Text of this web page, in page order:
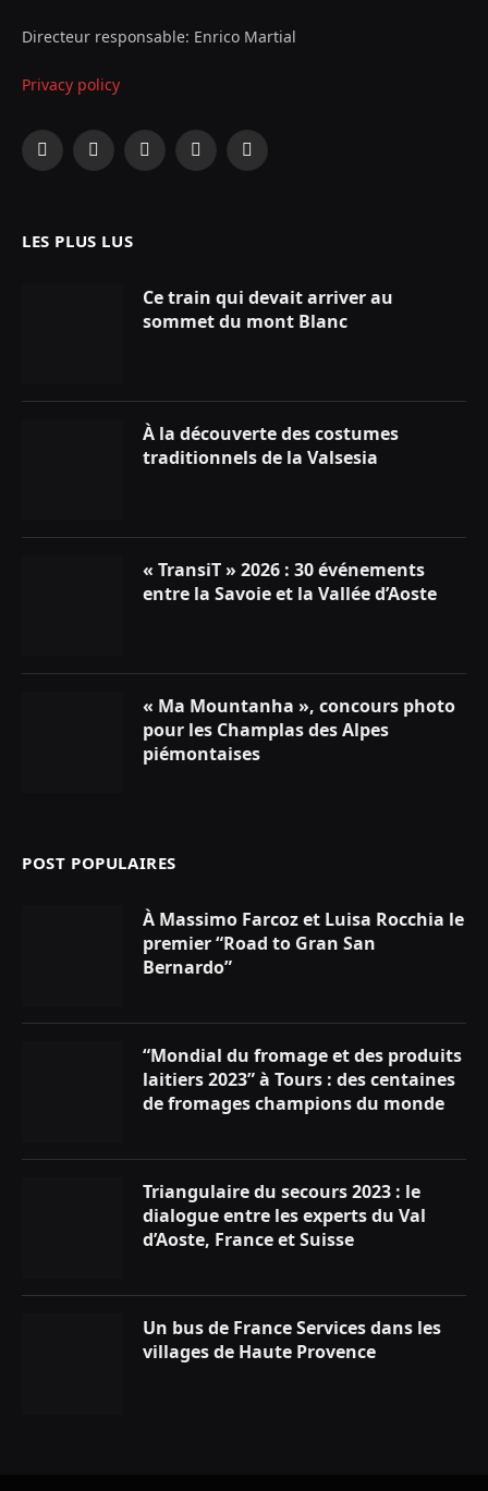
Directeur responsable: Enrico Martial
Privacy policy
Facebook
X
InstagramYouTubeLinkedIn
LES PLUS LUS
Ce train qui devait arriver au
sommet du mont Blanc
À la découverte des costumes
traditionnels de la Valsesia
« TransiT » 2026 : 30 événements
entre la Savoie et la Vallée d’Aoste
« Ma Mountanha », concours photo
pour les Champlas des Alpes
piémontaises
POST POPULAIRES
À Massimo Farcoz et Luisa Rocchia le
premier “Road to Gran San
Bernardo”
“Mondial du fromage et des produits
laitiers 2023” à Tours : des centaines
de fromages champions du monde
Triangulaire du secours 2023 : le
dialogue entre les experts du Val
d’Aoste, France et Suisse
Un bus de France Services dans les
villages de Haute Provence